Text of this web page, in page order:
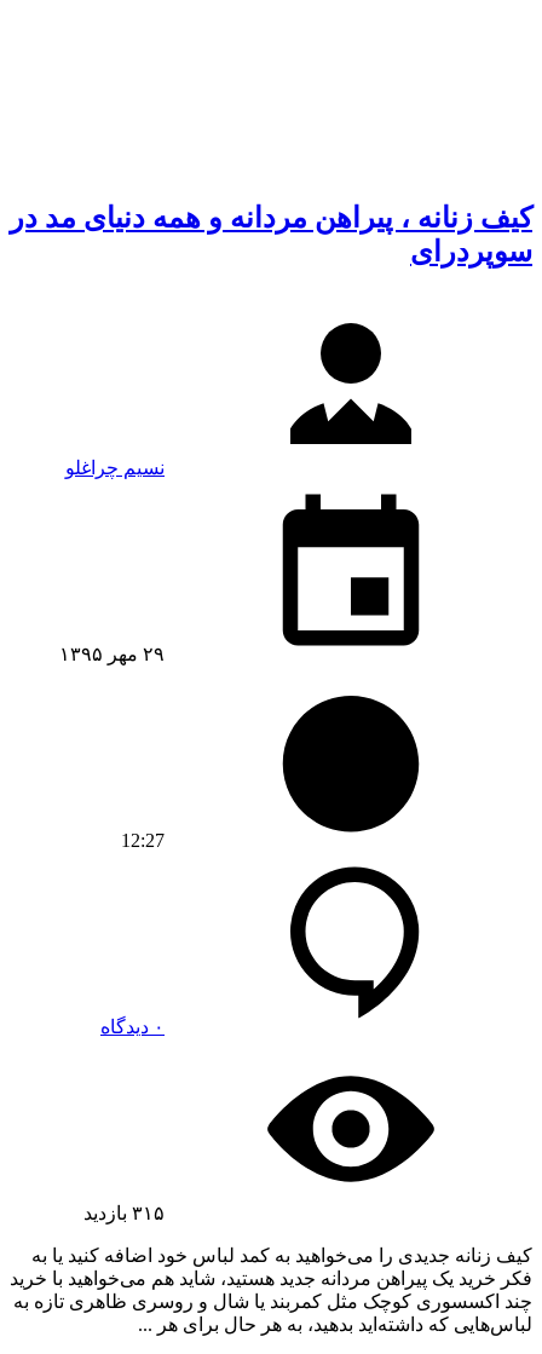
کیف زنانه ، پیراهن مردانه و همه دنیای مد در
سوپردرای
نسیم چراغلو
۲۹ مهر ۱۳۹۵
12:27
۰ دیدگاه
۳۱۵ بازدید
کیف زنانه جدیدی را می‌خواهید به کمد لباس خود اضافه کنید یا به
فکر خرید یک پیراهن مردانه جدید هستید، شاید هم می‌خواهید با خرید
چند اکسسوری کوچک مثل کمربند یا شال و روسری ظاهری تازه به
لباس‌هایی که داشته‌اید بدهید، به هر حال برای هر ...